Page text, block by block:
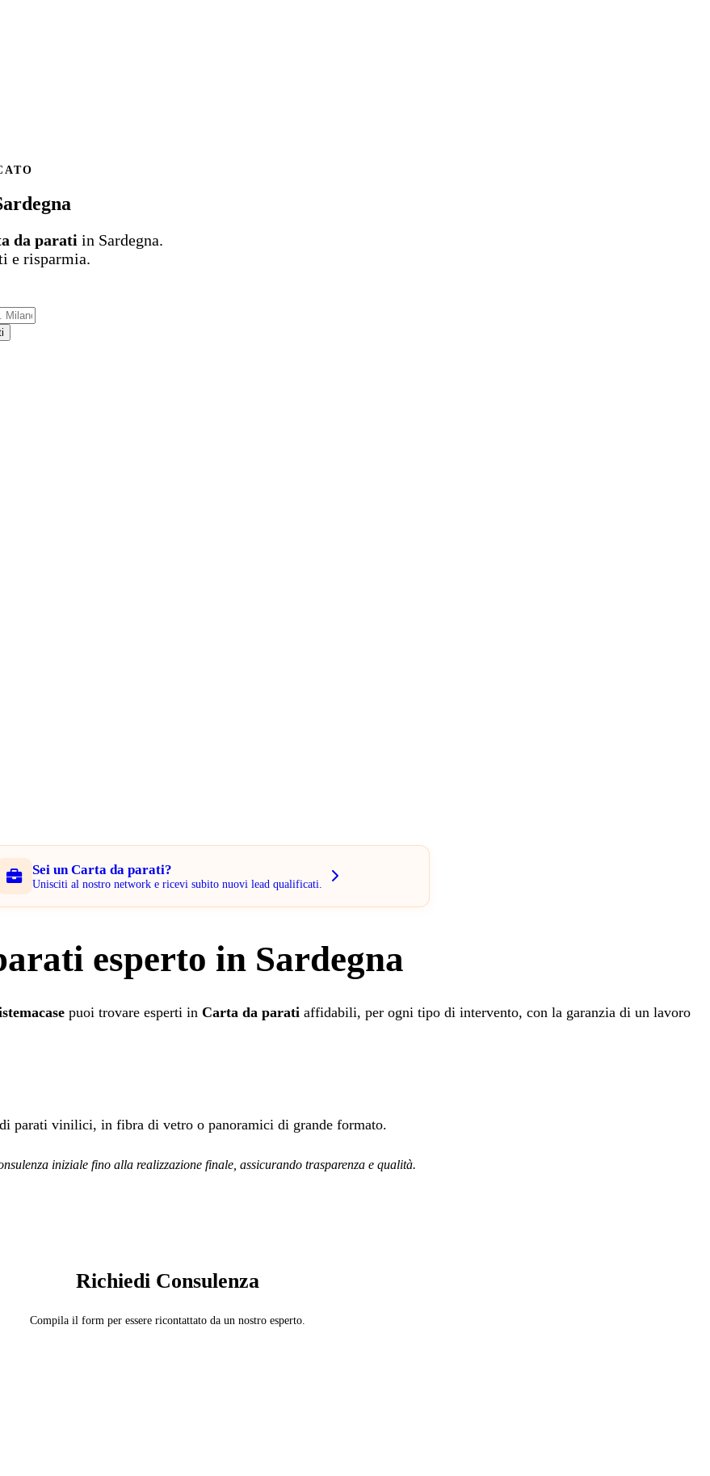
da parati in Sardegna.
e risparmia.
Sei un Carta da parati?
Unisciti al nostro network e ricevi subito nuovi lead qualificati.
esperto in Sardegna
puoi trovare esperti in Carta da parati affidabili, per ogni tipo di intervento, con la garanzia di un lavoro
parati vinilici, in fibra di vetro o panoramici di grande formato.
iniziale fino alla realizzazione finale, assicurando trasparenza e qualità.
Richiedi Consulenza
Compila il form per essere ricontattato da un nostro esperto.